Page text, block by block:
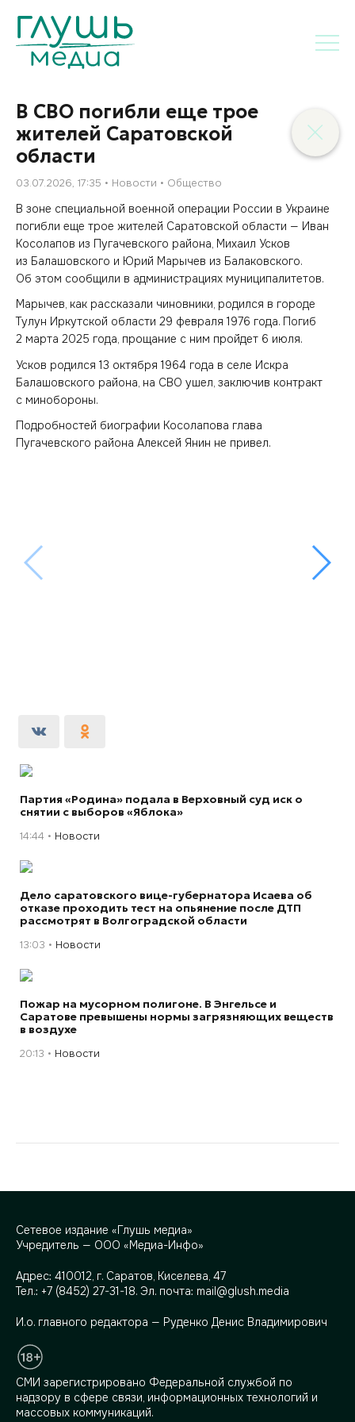
В СВО погибли еще трое
жителей Саратовской
области
03.07.2026, 17:35 Новости Общество
В зоне специальной военной операции России в Украине
погибли еще трое жителей Саратовской области — Иван
Косолапов из Пугачевского района, Михаил Усков
из Балашовского и Юрий Марычев из Балаковского.
Об этом сообщили в администрациях муниципалитетов.
Марычев, как рассказали чиновники, родился в городе
Тулун Иркутской области 29 февраля 1976 года. Погиб
2 марта 2025 года, прощание с ним пройдет 6 июля.
Усков родился 13 октября 1964 года в селе Искра
Балашовского района, на СВО ушел, заключив контракт
с минобороны.
Подробностей биографии Косолапова глава
Пугачевского района Алексей Янин не привел.
Партия «Родина» подала в Верховный суд иск о
снятии с выборов «Яблока»
14:44 Новости
Дело саратовского вице-губернатора Исаева об
отказе проходить тест на опьянение после ДТП
рассмотрят в Волгоградской области
13:03 Новости
Пожар на мусорном полигоне. В Энгельсе и
Саратове превышены нормы загрязняющих веществ
в воздухе
20:13 Новости
Сетевое издание «Глушь медиа»
Учредитель — ООО «Медиа-Инфо»
Адрес: 410012, г. Саратов, Киселева, 47
Тел.: +7 (8452) 27-31-18. Эл. почта: mail@glush.media
И.о. главного редактора — Руденко Денис Владимирович
СМИ зарегистрировано Федеральной службой по
надзору в сфере связи, информационных технологий и
массовых коммуникаций.